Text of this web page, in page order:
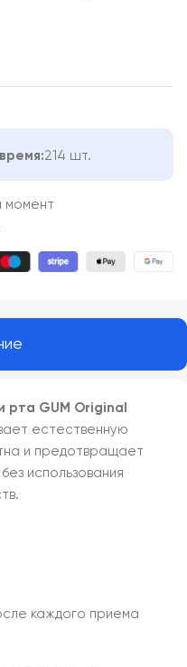
214 шт.
момент
рта GUM Original
естественную
и предотвращает
использования
каждого приема